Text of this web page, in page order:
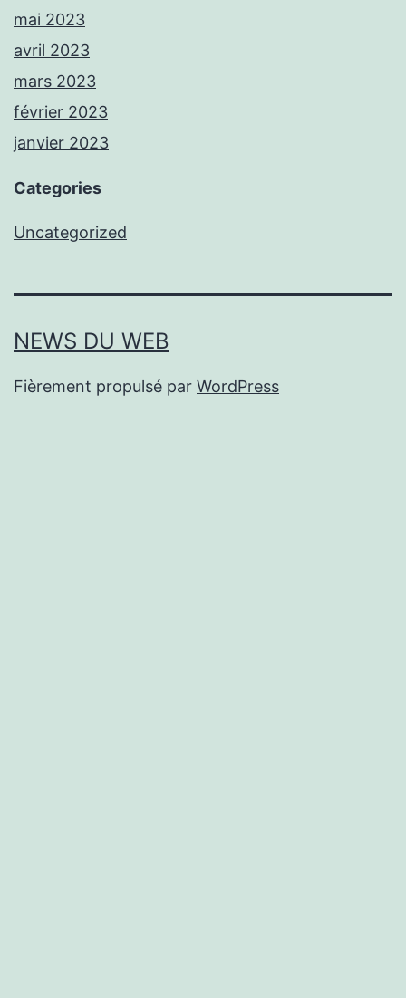
mai 2023
avril 2023
mars 2023
février 2023
janvier 2023
Categories
Uncategorized
NEWS DU WEB
Fièrement propulsé par WordPress